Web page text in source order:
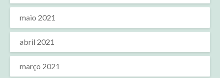
maio 2021
abril 2021
março 2021